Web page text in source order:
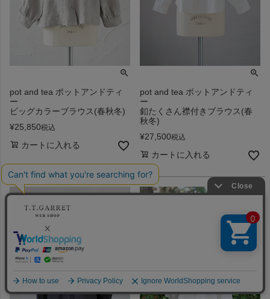
pot and tea ポットアンドティ
ー
ビッグカラーブラウス(春秋冬)
¥25,850税込
カートに入れる
pot and tea ポットアンドティ
ー
釦たくさん襟付きブラウス(春
秋冬)
¥27,500税込
カートに入れる